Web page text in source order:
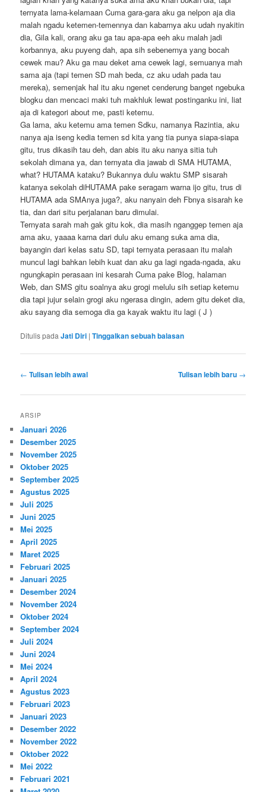
ternyata lama-kelamaan Cuma gara-gara aku ga nelpon aja dia
malah ngadu ketemen-temennya dan kabarnya aku udah nyakitin
dia, Gila kali, orang aku ga tau apa-apa eeh aku malah jadi
korbannya, aku puyeng dah, apa sih sebenernya yang bocah
cewek mau? Aku ga mau deket ama cewek lagi, semuanya mah
sama aja (tapi temen SD mah beda, cz aku udah pada tau
mereka), semenjak hal itu aku ngenet cenderung banget ngebuka
blogku dan mencaci maki tuh makhluk lewat postinganku ini, liat
aja di kategori about me, pasti ketemu.
Ga lama, aku ketemu ama temen Sdku, namanya Razintia, aku
nanya aja iseng kedia temen sd kita yang tia punya siapa-siapa
gitu, trus dikasih tau deh, dan abis itu aku nanya sitia tuh
sekolah dimana ya, dan ternyata dia jawab di SMA HUTAMA,
what? HUTAMA kataku? Bukannya dulu waktu SMP sisarah
katanya sekolah diHUTAMA pake seragam warna ijo gitu, trus di
HUTAMA ada SMAnya juga?, aku nanyain deh Fbnya sisarah ke
tia, dan dari situ perjalanan baru dimulai.
Ternyata sarah mah gak gitu kok, dia masih nganggep temen aja
ama aku, yaaaa karna dari dulu aku emang suka ama dia,
bayangin dari kelas satu SD, tapi ternyata perasaan itu malah
muncul lagi bahkan lebih kuat dan aku ga lagi ngada-ngada, aku
ngungkapin perasaan ini kesarah Cuma pake Blog, halaman
Web, dan SMS gitu soalnya aku grogi melulu sih setiap ketemu
dia tapi jujur selain grogi aku ngerasa dingin, adem gitu deket dia,
aku sayang dia semoga dia ga kayak waktu itu lagi ( J )
Ditulis pada Jati Diri |Tinggalkan sebuah balasan
Navigasi
← Tulisan lebih awal Tulisan lebih baru →
ARSIP
Januari 2026
Desember 2025
November 2025
Oktober 2025
September 2025
Agustus 2025
Juli 2025
Juni 2025
Mei 2025
April 2025
Maret 2025
Februari 2025
Januari 2025
Desember 2024
November 2024
Oktober 2024
September 2024
Juli 2024
Juni 2024
Mei 2024
April 2024
Agustus 2023
Februari 2023
Januari 2023
Desember 2022
November 2022
Oktober 2022
Mei 2022
Februari 2021